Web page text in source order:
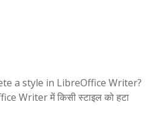
a style in LibreOffice Writer?
Writer में किसी स्टाइल को हटा